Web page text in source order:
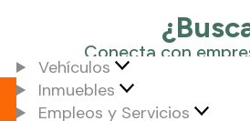
Vehículos
Inmuebles
Empleos y Servicios